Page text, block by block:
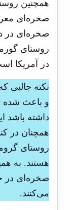
همچنین
صخره‌ای
صخره‌ای در
روستای
در آمریکا
نکته جالبی
و باعث شده
داشته باشد
همچنان در
روستای
هستند. به
صخره‌ای در
می‌کنند.